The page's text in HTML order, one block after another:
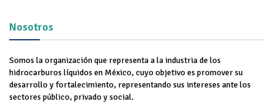
Nosotros
Somos la organización que representa a la industria de los
hidrocarburos líquidos en México, cuyo objetivo es promover su
desarrollo y fortalecimiento, representando sus intereses ante los
sectores público, privado y social.